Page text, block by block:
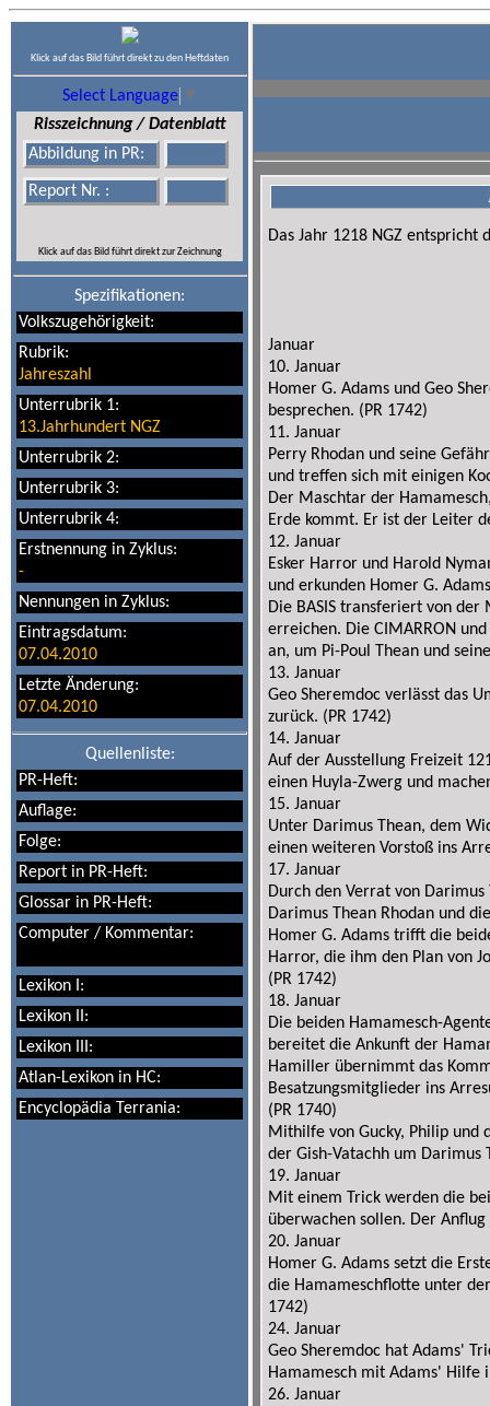
Klick auf das Bild führt direkt zu den Heftdaten
Select Language ▼
Risszeichnung / Datenblatt
Abbildung in PR:
Report Nr. :
Klick auf das Bild führt direkt zur Zeichnung
Spezifikationen:
Volkszugehörigkeit:
Rubrik:
Jahreszahl
Unterrubrik 1:
13.Jahrhundert NGZ
Unterrubrik 2:
Unterrubrik 3:
Unterrubrik 4:
Erstnennung in Zyklus:
-
Nennungen in Zyklus:
Eintragsdatum:
07.04.2010
Letzte Änderung:
07.04.2010
Quellenliste:
PR-Heft:
Auflage:
Folge:
Report in PR-Heft:
Glossar in PR-Heft:
Computer / Kommentar:
Lexikon I:
Lexikon II:
Lexikon III:
Atlan-Lexikon in HC:
Encyclopädia Terrania:
Das Jahr 1218 NGZ
Januar
10. Januar
Homer G. Adams und Geo
besprechen. (PR 1742)
11. Januar
Perry Rhodan und seine
und treffen sich mit einigen
Der Maschtar der
Erde kommt. Er ist der Leiter
12. Januar
Esker Harror und Harold
und erkunden Homer G.
Die BASIS transferiert von
erreichen. Die CIMARRON
an, um Pi-Poul Thean und
13. Januar
Geo Sheremdoc verlässt das
zurück. (PR 1742)
14. Januar
Auf der Ausstellung Freizeit
einen Huyla-Zwerg und
15. Januar
Unter Darimus Thean, dem
einen weiteren Vorstoß ins
17. Januar
Durch den Verrat von
Darimus Thean Rhodan und
Homer G. Adams trifft die
Harror, die ihm den Plan von
(PR 1742)
18. Januar
Die beiden Hamamesch-
bereitet die Ankunft der
Hamiller übernimmt das
Besatzungsmitglieder ins
(PR 1740)
Mithilfe von Gucky, Philip und
der Gish-Vatachh um Darimus
19. Januar
Mit einem Trick werden die
überwachen sollen. Der
20. Januar
Homer G. Adams setzt die
die Hamameschflotte unter
1742)
24. Januar
Geo Sheremdoc hat Adams'
Hamamesch mit Adams' Hilfe
26. Januar